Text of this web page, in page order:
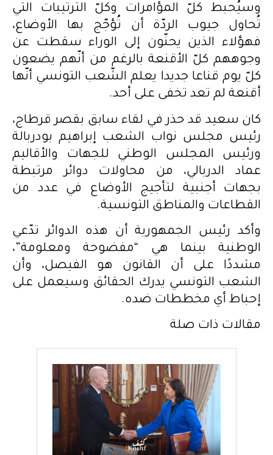
وسيُحبط كلّ المؤامرات وكلّ الترتيبات التي
تُحاول جيوب الردّة أن تُؤجّج بها الأوضاع،
فهؤلاء الذين يحنّون إلى الوراء سقطت عن
وجوههم كلّ الأقنعة بالرغم من أنّهم يضعون
كلّ يوم قناعا جديدا يعلم الشّعب التونسي أنّها
أقنعة لم تعد تخفى على أحد.
كان سعيد قد حذر في لقاء سابق بقصر قرطاج،
رئيس مجلس نواب الشعب إبراهيم بودربالة
ورئيس المجلس الوطني للجهات والأقاليم
عماد الدربالي، من محاولات دوائر مرتبطة
بجهات أجنبية لتأجيج الأوضاع في عدد من
القطاعات والمناطق التونسية.
وأكد رئيس الجمهورية أن هذه الدوائر تدّعي
الوطنية بينما هي “مفضوحة ومعلومة”،
مشددًا على أن القانون هو الفيصل، وأن
الشعب التونسي يدرك الحقائق وسيعمل على
إحباط أي مخططات ضده.
مقالات ذات صلة